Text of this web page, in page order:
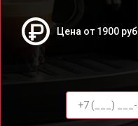
Цена от 1900 руб